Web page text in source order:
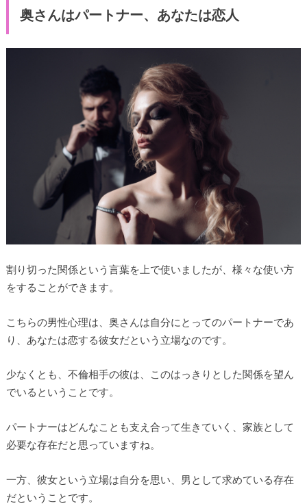
奥さんはパートナー、あなたは恋人
割り切った関係という言葉を上で使いましたが、様々な使い方
をすることができます。
こちらの男性心理は、奥さんは自分にとってのパートナーであ
り、あなたは恋する彼女だという立場なのです。
少なくとも、不倫相手の彼は、このはっきりとした関係を望ん
でいるということです。
パートナーはどんなことも支え合って生きていく、家族として
必要な存在だと思っていますね。
一方、彼女という立場は自分を思い、男として求めている存在
だということです。